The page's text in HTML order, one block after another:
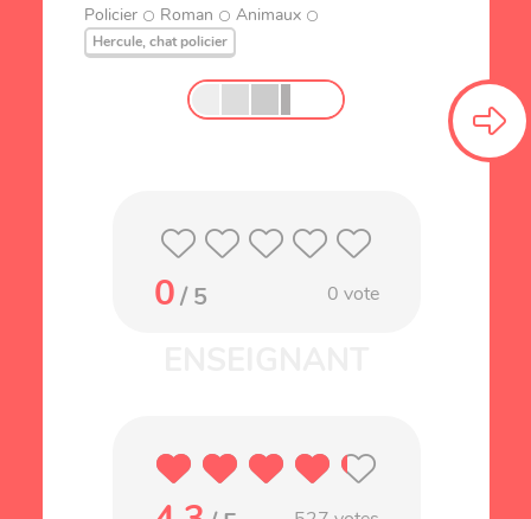
Policier Roman Animaux
Hercule, chat policier
0/ 5 0 vote